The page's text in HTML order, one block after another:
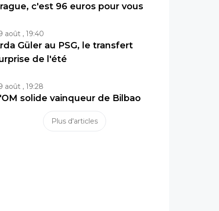
c'est 96 euros pour vous
août , 19:40
Güler au PSG, le transfert
de l'été
août , 19:28
solide vainqueur de Bilbao
Plus d'articles